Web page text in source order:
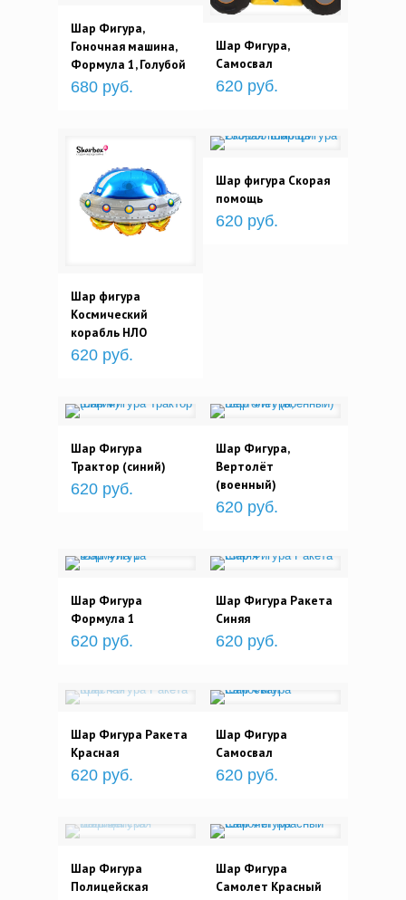
Шар Фигура,
Гоночная машина,
Формула 1, Голубой
680 руб.
Шар Фигура,
Самосвал
620 руб.
Шар фигура
Космический
корабль НЛО
620 руб.
Шар фигура Скорая
помощь
620 руб.
Шар Фигура
Трактор (синий)
620 руб.
Шар Фигура,
Вертолёт
(военный)
620 руб.
Шар Фигура
Формула 1
620 руб.
Шар Фигура Ракета
Синяя
620 руб.
Шар Фигура Ракета
Красная
620 руб.
Шар Фигура
Самосвал
620 руб.
Шар Фигура
Полицейская
Шар Фигура
Самолет Красный